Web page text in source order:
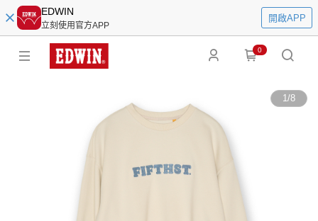
EDWIN
立刻使用官方APP
開啟APP
0
1/8